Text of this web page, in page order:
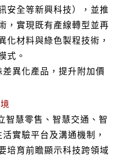
安全等新興科技），並推
，實現既有產線轉型並再
化材料與綠色製程技術，
式。
差異化產品，提升附加價
智慧零售、智慧交通、智
實驗平台及溝通機制，
培育前瞻顯示科技跨領域